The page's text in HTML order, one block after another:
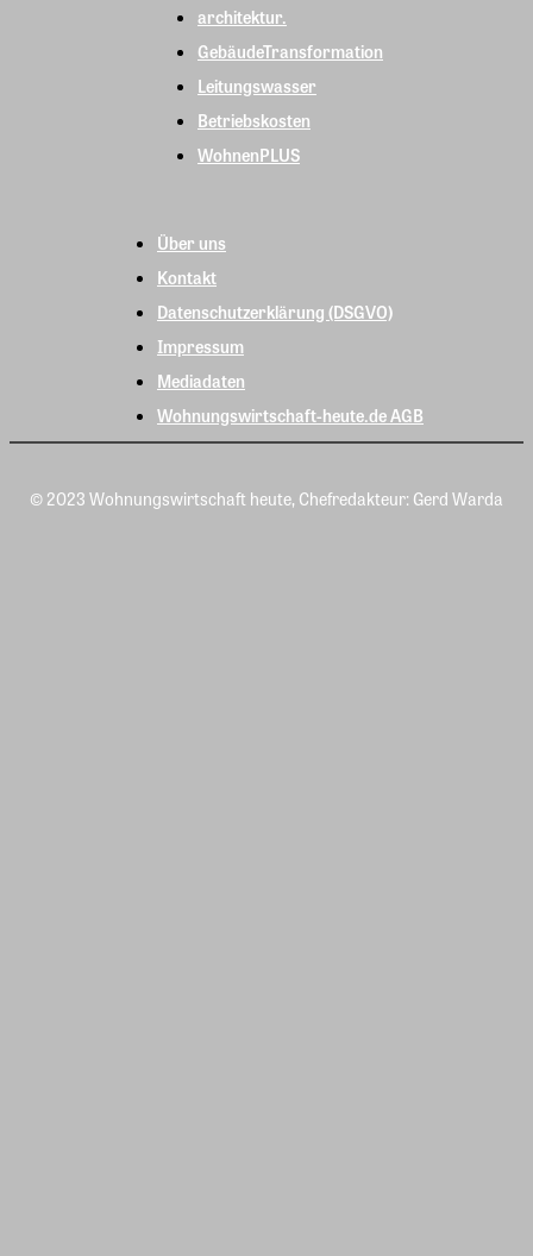
architektur.
GebäudeTransformation
Leitungswasser
Betriebskosten
WohnenPLUS
Über uns
Kontakt
Datenschutzerklärung (DSGVO)
Impressum
Mediadaten
Wohnungswirtschaft-heute.de AGB
© 2023 Wohnungswirtschaft heute, Chefredakteur: Gerd Warda